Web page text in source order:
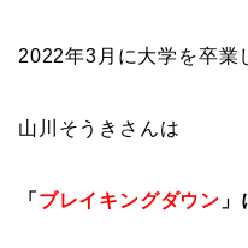
2022年3月に大学を卒業
山川そうきさんは
「 ブレイキングダウン